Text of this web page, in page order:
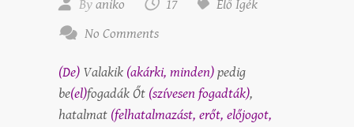
Byaniko 17
Élő Igék
No Comments
(De) Valakik (akárki, minden)pedig
be(el)fogadák Őt (szívesen fogadták),
hatalmat (felhatalmazást, erőt, előjogot,